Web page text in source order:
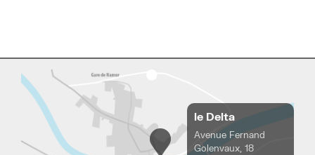
le Delta
Avenue Fernand
Golenvaux, 18